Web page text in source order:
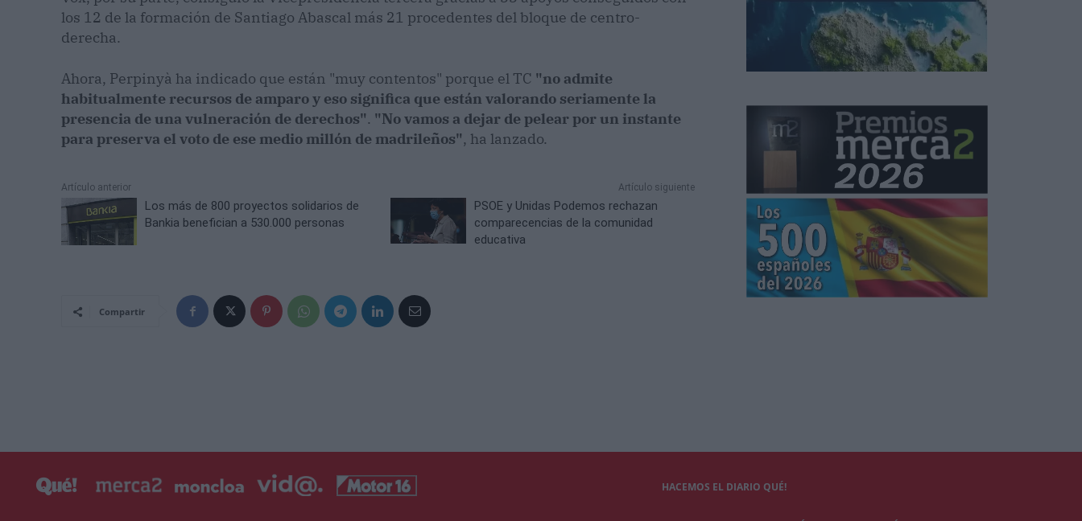
los 12 de la formación de Santiago Abascal más 21 procedentes del bloque de centro-
derecha.
Ahora, Perpinyà ha indicado que están "muy contentos" porque el TC "no admite
habitualmente recursos de amparo y eso significa que están valorando seriamente la
presencia de una vulneración de derechos". "No vamos a dejar de pelear por un instante
para preserva el voto de ese medio millón de madrileños", ha lanzado.
Artículo anterior
Los más de 800 proyectos solidarios de
Bankia benefician a 530.000 personas
Artículo siguiente
PSOE y Unidas Podemos rechazan
comparecencias de la comunidad
educativa
Compartir
HACEMOS EL DIARIO QUÉ!